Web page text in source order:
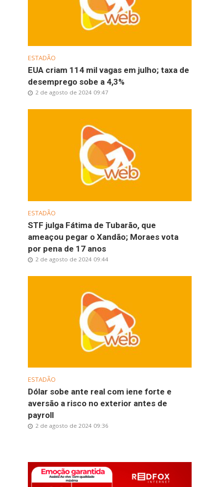
ESTADÃO
EUA criam 114 mil vagas em julho; taxa de
desemprego sobe a 4,3%
2 de agosto de 2024 09:47
ESTADÃO
STF julga Fátima de Tubarão, que
ameaçou pegar o Xandão; Moraes vota
por pena de 17 anos
2 de agosto de 2024 09:44
ESTADÃO
Dólar sobe ante real com iene forte e
aversão a risco no exterior antes de
payroll
2 de agosto de 2024 09:36